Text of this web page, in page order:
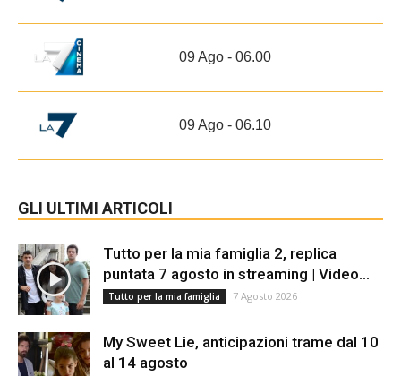
09 Ago - 06.00
09 Ago - 06.10
GLI ULTIMI ARTICOLI
Tutto per la mia famiglia 2, replica
puntata 7 agosto in streaming | Video...
Tutto per la mia famiglia 7 Agosto 2026
My Sweet Lie, anticipazioni trame dal 10
al 14 agosto